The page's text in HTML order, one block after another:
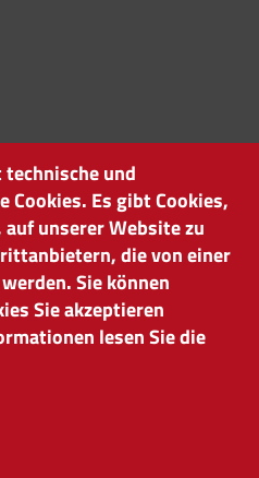
Bozen
und
Es gibt Cookies,
unserer Website zu
die von einer
Sie können
Sie akzeptieren
lesen Sie die